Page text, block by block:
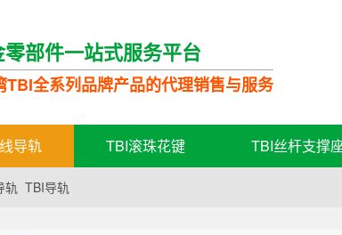
部件一站式服务平台
TBI全系列品牌产品的代理销售与服务
导轨 TBI滚珠花键 TBI丝杆支撑
轨 TBI导轨